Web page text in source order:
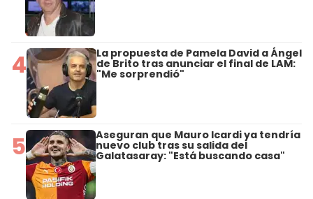
4 La propuesta de Pamela David a Ángel
de Brito tras anunciar el final de LAM:
"Me sorprendió"
5 Aseguran que Mauro Icardi ya tendría
nuevo club tras su salida del
Galatasaray: "Está buscando casa"